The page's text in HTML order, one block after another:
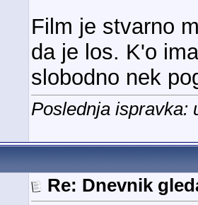
Film je stvarno
da je los. K'o
slobodno nek
Poslednja ispravka:
Re: Dnevnik